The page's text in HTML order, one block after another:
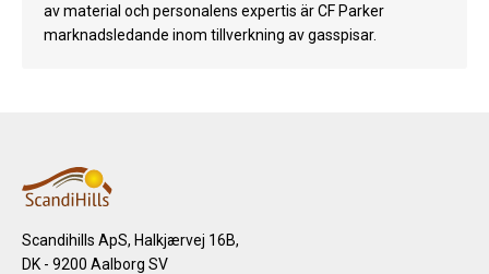
av material och personalens expertis är CF Parker
marknadsledande inom tillverkning av gasspisar.
Scandihills ApS, Halkjærvej 16B,
DK - 9200 Aalborg SV